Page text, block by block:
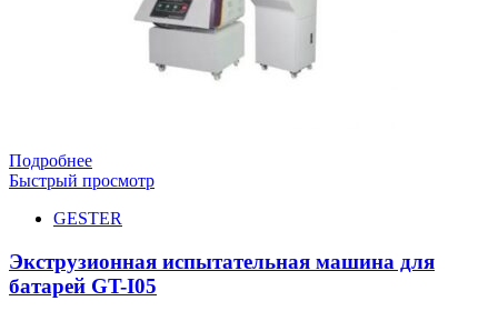
Подробнее
Быстрый просмотр
GESTER
Экструзионная испытательная машина для
батарей GT-I05